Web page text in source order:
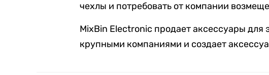
чехлы и потребовать от компании
MixBin Electronic продает аксессуары для
крупными компаниями и создает